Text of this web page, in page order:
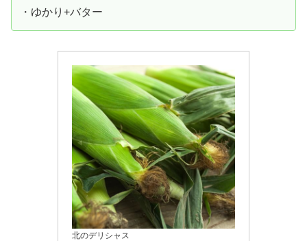
・ゆかり+バター
北のデリシャス